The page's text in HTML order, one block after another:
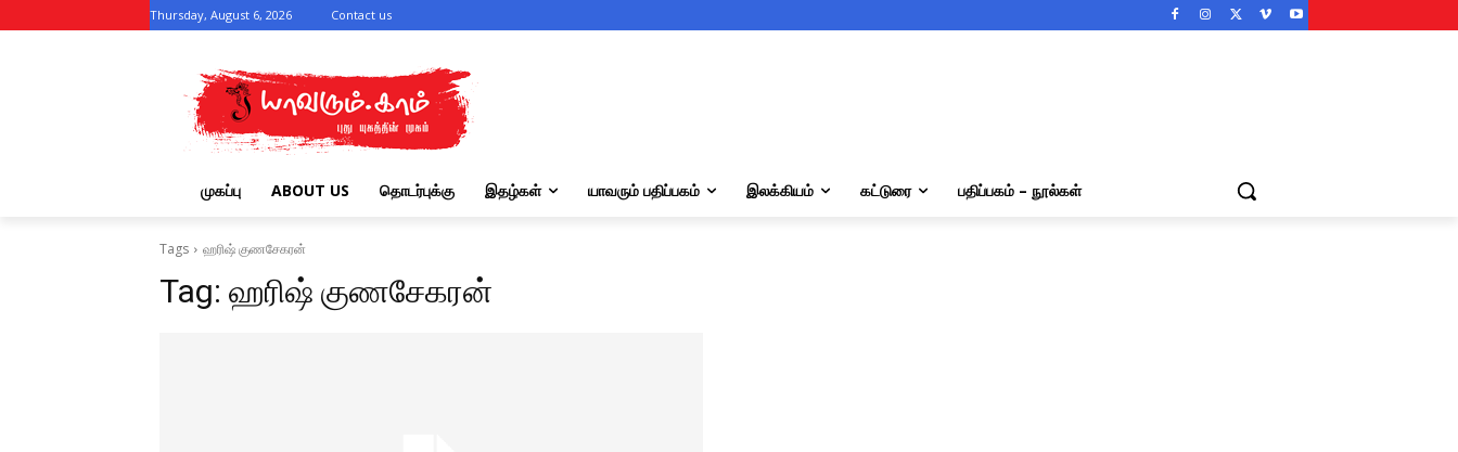
Thursday, August 6, 2026 Contact us
முகப்பு ABOUT US தொடர்புக்கு இதழ்கள் யாவரும் பதிப்பகம் இலக்கியம் கட்டுரை பதிப்பகம் – நூல்கள்
Tags ஹரிஷ் குணசேகரன்
Tag: ஹரிஷ் குணசேகரன்